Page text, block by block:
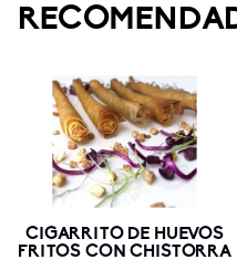
CIGARRITO DE HUEVOS
FRITOS CON CHISTORRA